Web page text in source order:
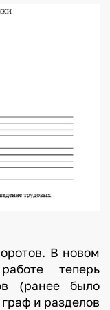
В новом
теперь
(ранее было
и разделов